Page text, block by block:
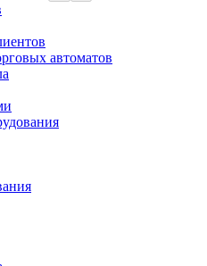
автоматов